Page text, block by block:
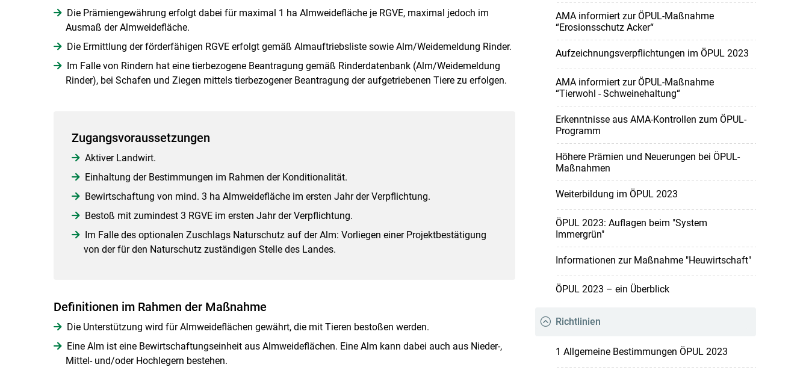
Die Prämiengewährung erfolgt dabei für maximal 1 ha Almweidefläche je RGVE, maximal jedoch im
Ausmaß der Almweidefläche.
Die Ermittlung der förderfähigen RGVE erfolgt gemäß Almauftriebsliste sowie Alm/Weidemeldung Rinder.
Im Falle von Rindern hat eine tierbezogene Beantragung gemäß Rinderdatenbank (Alm/Weidemeldung
Rinder), bei Schafen und Ziegen mittels tierbezogener Beantragung der aufgetriebenen Tiere zu erfolgen.
Zugangsvoraussetzungen
Aktiver Landwirt.
Einhaltung der Bestimmungen im Rahmen der Konditionalität.
Bewirtschaftung von mind. 3 ha Almweidefläche im ersten Jahr der Verpflichtung.
Bestoß mit zumindest 3 RGVE im ersten Jahr der Verpflichtung.
Im Falle des optionalen Zuschlags Naturschutz auf der Alm: Vorliegen einer Projektbestätigung
von der für den Naturschutz zuständigen Stelle des Landes.
Definitionen im Rahmen der Maßnahme
Die Unterstützung wird für Almweideflächen gewährt, die mit Tieren bestoßen werden.
Eine Alm ist eine Bewirtschaftungseinheit aus Almweideflächen. Eine Alm kann dabei auch aus Nieder-,
Mittel- und/oder Hochlegern bestehen.
AMA informiert zur ÖPUL-Maßnahme
“Erosionsschutz Acker“
Aufzeichnungsverpflichtungen im ÖPUL 2023
AMA informiert zur ÖPUL-Maßnahme
“Tierwohl - Schweinehaltung“
Erkenntnisse aus AMA-Kontrollen zum ÖPUL-
Programm
Höhere Prämien und Neuerungen bei ÖPUL-
Maßnahmen
Weiterbildung im ÖPUL 2023
ÖPUL 2023: Auflagen beim "System
Immergrün"
Informationen zur Maßnahme "Heuwirtschaft"
ÖPUL 2023 – ein Überblick
Richtlinien
1 Allgemeine Bestimmungen ÖPUL 2023